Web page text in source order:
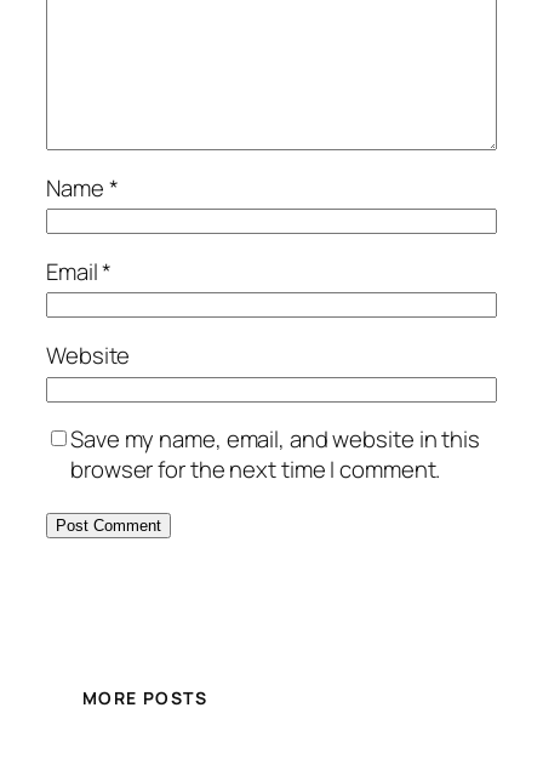
Name*
Email*
Website
Save my name, email, and website in this
browser for the next time I comment.
MORE POSTS